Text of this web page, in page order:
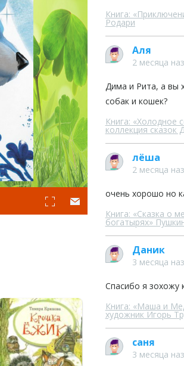
Книга:
Родари
Аля
2 месяца
Дима и Рита, а вы
собак и кошек?
Книга: «Холодное
коллекция сказок
лёша
2 месяца
очень хорошо но
Книга: «Сказка о
богатырях»
Даник
3 месяца
Спасибо я зохожу
Книга: «Маша и
художник Игорь
саня
3 месяца